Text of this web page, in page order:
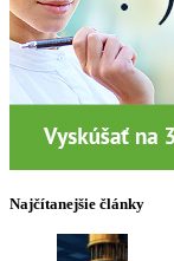
Najčítanejšie články